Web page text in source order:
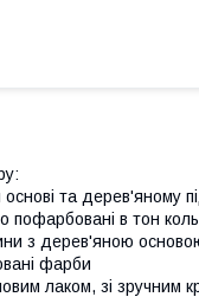
основі та дерев'яному
пофарбовані в тон
з дерев'яною
фарби
лаком, зі зручним